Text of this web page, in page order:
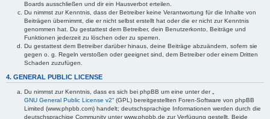
Boards ausschließen und dir ein Hausverbot erteilen.
Du nimmst zur Kenntnis, dass der Betreiber keine Verantwortung für die Inhalte von
Beiträgen übernimmt, die er nicht selbst erstellt hat oder die er nicht zur Kenntnis
genommen hat. Du gestattest dem Betreiber, dein Benutzerkonto, Beiträge und
Funktionen jederzeit zu löschen oder zu sperren.
Du gestattest dem Betreiber darüber hinaus, deine Beiträge abzuändern, sofern sie
gegen o. g. Regeln verstoßen oder geeignet sind, dem Betreiber oder einem Dritten
Schaden zuzufügen.
4. GENERAL PUBLIC LICENSE
Du nimmst zur Kenntnis, dass es sich bei phpBB um eine unter der „
GNU General Public License v2“ (GPL) bereitgestellten Foren-Software von phpBB
Limited (www.phpbb.com) handelt; deutschsprachige Informationen werden durch die
deutschsprachige Community unter www.phpbb.de zur Verfügung gestellt. Beide